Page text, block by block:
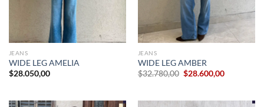
JEANS
WIDE LEG AMELIA
$28.050,00
JEANS
WIDE LEG AMBER
$32.780,00 El
$32.780,00.
$28.600,00El